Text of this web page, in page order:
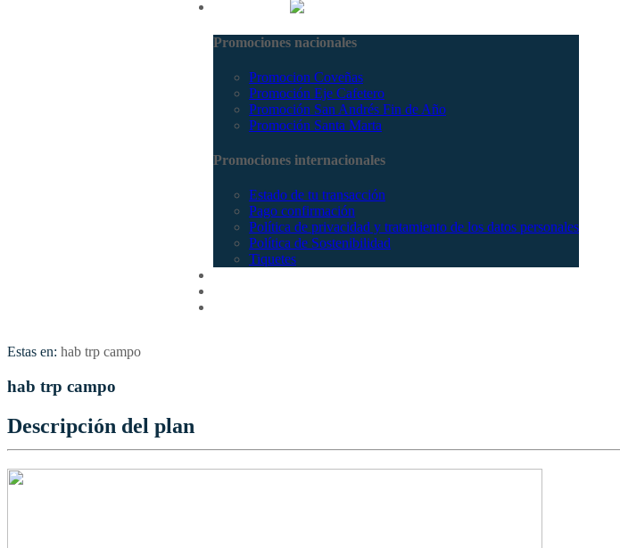
Promociones nacionales
Promocion Coveñas
Promoción Eje Cafetero
Promoción San Andrés Fin de Año
Promoción Santa Marta
Promociones internacionales
Estado de tu transacción
Pago confirmación
Política de privacidad y tratamiento de los datos personales
Política de Sostenibilidad
Tiquetes
Estas en: hab trp campo
hab trp campo
Descripción del plan